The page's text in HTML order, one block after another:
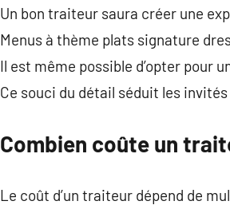
Un bon traiteur saura créer une
Menus à thème plats signature
Il est même possible d’opter pour
Ce souci du détail séduit les invités
Combien coûte un
Le coût d’un traiteur dépend de